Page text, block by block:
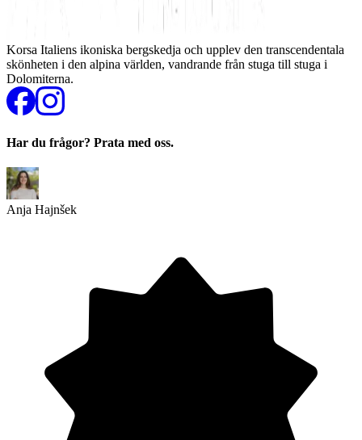
Korsa Italiens ikoniska bergskedja och upplev den transcendentala
skönheten i den alpina världen, vandrande från stuga till stuga i
Dolomiterna.
Har du frågor? Prata med oss.
Anja Hajnšek